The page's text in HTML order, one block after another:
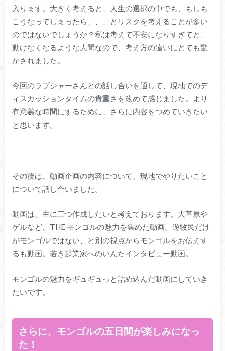
入ります。大きく考えると、人生の選択の中でも、もしも
こうなってしまったら、、、とリスクを考えることが多い
のではないでしょうか？私は考えて不安になりすぎてと、
動けなくなるような人間なので、考え方の違いにとても驚
かされました。
今回のラブジャーさんとの話し合いを通して、現地でのデ
ィスカッションタイムの貴重さを改めて感じました。より
有意義な時間にするために、さらに内容をつめていきたい
と思います。
その後は、動画企画の内容について、現地でやりたいこと
について話し合いました。
動画は、主に三つ作成したいと考えております。大草原や
ゲルなど、THE モンゴルの魅力を集めた動画。遊牧民だけ
がモンゴルではない、と別の視点からモンゴルをお伝えす
るも動画。若き起業家へのいんたインタビュー動画。
モンゴルの魅力をギュギュっと詰め込んだ動画にしていき
たいです。
さらに、モンゴルの五日間が楽しみになっ
た！